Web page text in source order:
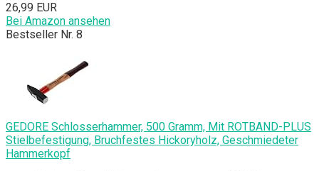
26,99 EUR
Bei Amazon ansehen
Bestseller Nr. 8
GEDORE Schlosserhammer, 500 Gramm, Mit ROTBAND-PLUS
Stielbefestigung, Bruchfestes Hickoryholz, Geschmiedeter
Hammerkopf